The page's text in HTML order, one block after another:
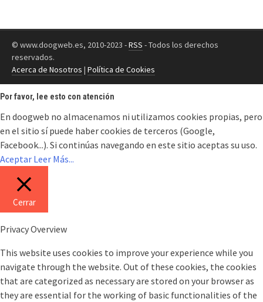
© www.doogweb.es, 2010-2023 -RSS - Todos los derechos
reservados.
Acerca de Nosotros | Política de Cookies
Por favor, lee esto con atención
En doogweb no almacenamos ni utilizamos cookies propias, pero
en el sitio sí puede haber cookies de terceros (Google,
Facebook...). Si continúas navegando en este sitio aceptas su uso.
Aceptar Leer Más...
Cerrar
Privacy Overview
This website uses cookies to improve your experience while you
navigate through the website. Out of these cookies, the cookies
that are categorized as necessary are stored on your browser as
they are essential for the working of basic functionalities of the